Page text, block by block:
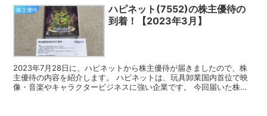
株主優待
ハピネット(7552)の株主優待の
到着！【2023年3月】
2023年7月28日に、ハピネットから株主優待が届きましたので、株
主優待の内容を紹介します。 ハピネットは、玩具卸業国内首位で映
像・音楽やキャラクタービジネスに強い企業です。 今回届いた株主